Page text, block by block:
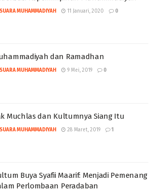
SUARA MUHAMMADIYAH 11 Januari, 2020 0
dan Ramadhan
SUARA MUHAMMADIYAH 9 Mei, 2019 0
Muchlas dan Kultumnya Siang Itu
SUARA MUHAMMADIYAH 28 Maret, 2019 1
Buya Syafii Maarif: Menjadi Pemenang
Perlombaan Peradaban